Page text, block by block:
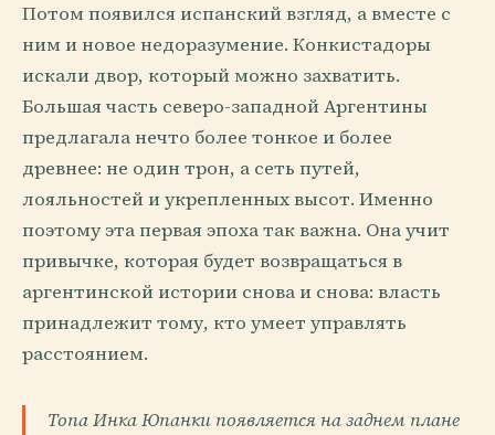
Потом появился испанский взгляд, а вместе с
ним и новое недоразумение. Конкистадоры
искали двор, который можно захватить.
Большая часть северо-западной Аргентины
предлагала нечто более тонкое и более
древнее: не один трон, а сеть путей,
лояльностей и укрепленных высот. Именно
поэтому эта первая эпоха так важна. Она учит
привычке, которая будет возвращаться в
аргентинской истории снова и снова: власть
принадлежит тому, кто умеет управлять
расстоянием.
Топа Инка Юпанки появляется на заднем плане